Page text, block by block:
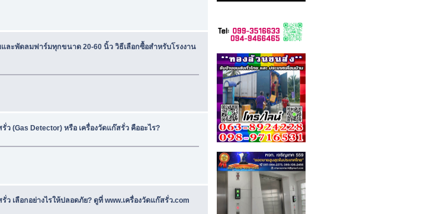
ละพัดลมฟาร์มทุกขนาด 20-60 นิ้ว วิธีเลือกซื้อสำหรับโรงงาน
ว (Gas Detector) หรือ เครื่องวัดแก๊สรั่ว คืออะไร?
ว เลือกอย่างไรให้ปลอดภัย? ดูที่ www.เครื่องวัดแก๊สรั่ว.com